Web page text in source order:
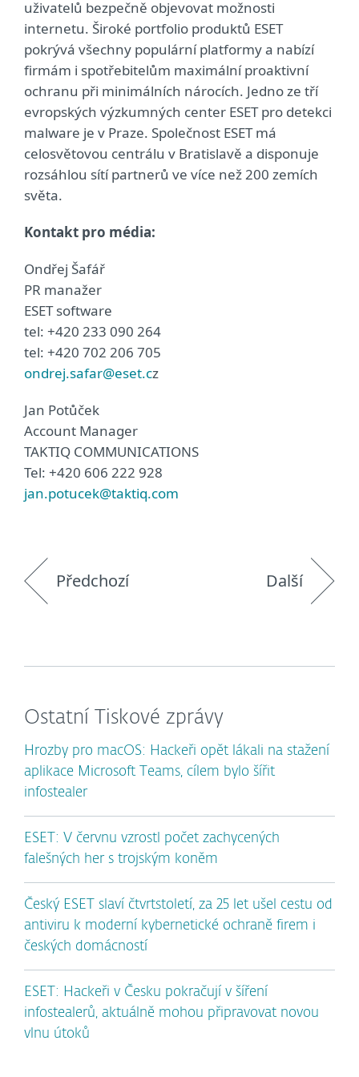
uživatelů bezpečně objevovat možnosti
internetu. Široké portfolio produktů ESET
pokrývá všechny populární platformy a nabízí
firmám i spotřebitelům maximální proaktivní
ochranu při minimálních nárocích. Jedno ze tří
evropských výzkumných center ESET pro detekci
malware je v Praze. Společnost ESET má
celosvětovou centrálu v Bratislavě a disponuje
rozsáhlou sítí partnerů ve více než 200 zemích
světa.
Kontakt pro média:
Ondřej Šafář
PR manažer
ESET software
tel: +420 233 090 264
tel: +420 702 206 705
ondrej.safar@eset.cz
Jan Potůček
Account Manager
TAKTIQ COMMUNICATIONS
Tel: +420 606 222 928
jan.potucek@taktiq.com
Předchozí Další
Ostatní Tiskové zprávy
Hrozby pro macOS: Hackeři opět lákali na stažení
aplikace Microsoft Teams, cílem bylo šířit
infostealer
ESET: V červnu vzrostl počet zachycených
falešných her s trojským koněm
Český ESET slaví čtvrtstoletí, za 25 let ušel cestu od
antiviru k moderní kybernetické ochraně firem i
českých domácností
ESET: Hackeři v Česku pokračují v šíření
infostealerů, aktuálně mohou připravovat novou
vlnu útoků